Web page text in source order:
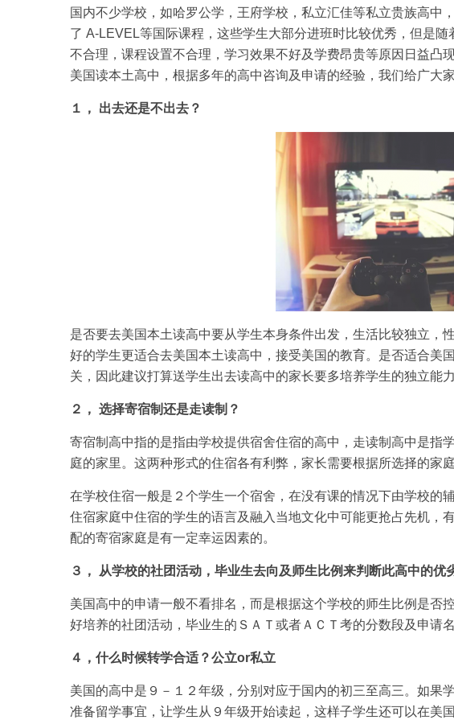
国内不少学校，如哈罗公学，王府学校，私立汇佳等私立贵族高中
了 A-LEVEL等国际课程，这些学生大部分进班时比较优秀，但是随
不合理，课程设置不合理，学习效果不好及学费昂贵等原因日益凸
美国读本土高中，根据多年的高中咨询及申请的经验，我们给广大
１， 出去还是不出去？
是否要去美国本土读高中要从学生本身条件出发，生活比较独立，
好的学生更适合去美国本土读高中，接受美国的教育。是否适合美
关，因此建议打算送学生出去读高中的家长要多培养学生的独立能力
２， 选择寄宿制还是走读制？
寄宿制高中指的是指由学校提供宿舍住宿的高中，走读制高中是指
庭的家里。这两种形式的住宿各有利弊，家长需要根据所选择的家
在学校住宿一般是２个学生一个宿舍，在没有课的情况下由学校的
住宿家庭中住宿的学生的语言及融入当地文化中可能更抢占先机，
配的寄宿家庭是有一定幸运因素的。
３， 从学校的社团活动，毕业生去向及师生比例来判断此高中的优
美国高中的申请一般不看排名，而是根据这个学校的师生比例是否
好培养的社团活动，毕业生的ＳＡＴ或者ＡＣＴ考的分数段及申请
４，什么时候转学合适？公立or私立
美国的高中是９－１２年级，分别对应于国内的初三至高三。如果
准备留学事宜，让学生从９年级开始读起，这样子学生还可以在美